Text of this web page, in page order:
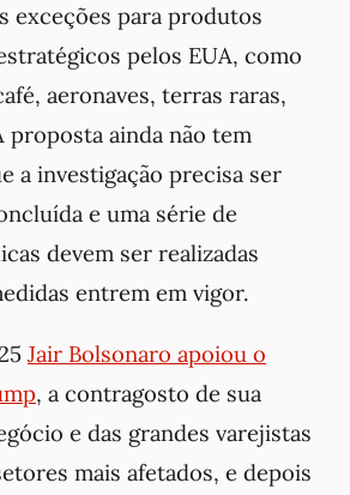
exceções para produtos
pelos EUA, como
aeronaves, terras raras,
proposta ainda não tem
a investigação precisa ser
e uma série de
devem ser realizadas
entrem em vigor.
Jair Bolsonaro apoiou o
, a contragosto de sua
e das grandes varejistas
mais afetados, e depois